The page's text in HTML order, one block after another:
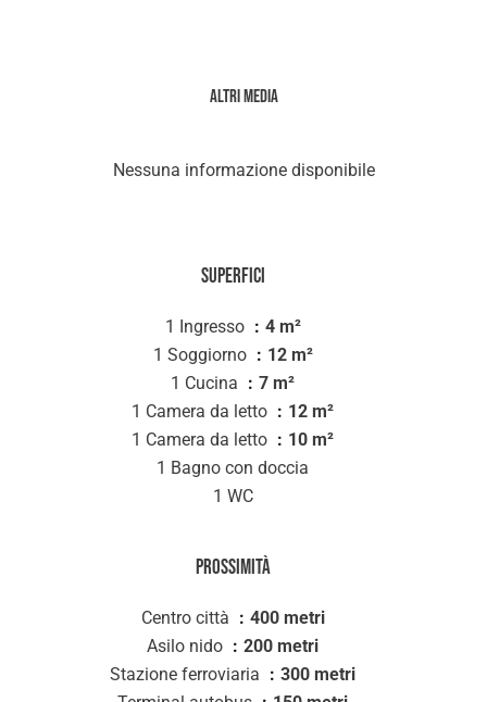
Altri media
Nessuna informazione disponibile
Superfici
1 Ingresso
4 m²
1 Soggiorno
12 m²
1 Cucina
7 m²
1 Camera da letto
12 m²
1 Camera da letto
10 m²
1 Bagno con doccia
1 WC
Prossimità
Centro città
400 metri
Asilo nido
200 metri
Stazione ferroviaria
300 metri